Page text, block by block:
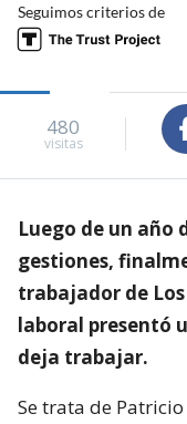
Seguimos criterios de
480
visitas
Luego de un año
gestiones,
trabajador de
laboral presentó
deja trabajar.
Se trata de